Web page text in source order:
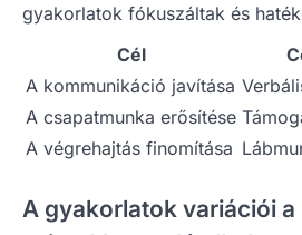
gyakorlatok fókuszáltak és
Cél
A kommunikáció javítása
A csapatmunka erősítése
A végrehajtás finomítása
A gyakorlatok variációi a